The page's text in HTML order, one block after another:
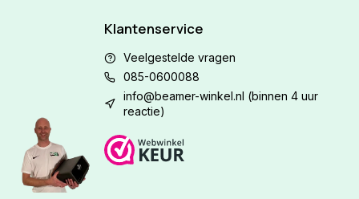
Klantenservice
Veelgestelde vragen
085-0600088
info@beamer-winkel.nl (binnen 4 uur
reactie)